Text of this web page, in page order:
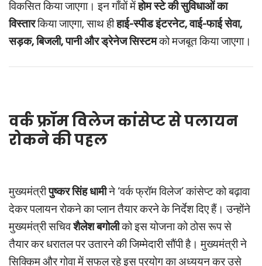
विकसित किया जाएगा। इन गाँवों मेंहोम स्टे की सुविधाओं का
विस्तारकिया जाएगा, साथ हीहाई-स्पीड इंटरनेट, वाई-फाई सेवा,
सड़क, बिजली, पानी और ड्रेनेज सिस्टमको मजबूत किया जाएगा।
वर्क फ्रॉम विलेज कांसेप्ट से पलायन
रोकने की पहल
मुख्यमंत्रीपुष्कर सिंह धामीने ‘वर्क फ्रॉम विलेज’ कांसेप्ट को बढ़ावा
देकर पलायन रोकने का प्लान तैयार करने के निर्देश दिए हैं। उन्होंने
मुख्यमंत्री सचिवशैलेश बगोलीको इस योजना को ठोस रूप से
तैयार कर धरातल पर उतारने की जिम्मेदारी सौंपी है। मुख्यमंत्री ने
सिक्किम और गोवा में सफल रहे इस प्रयोग का अध्ययन कर उसे